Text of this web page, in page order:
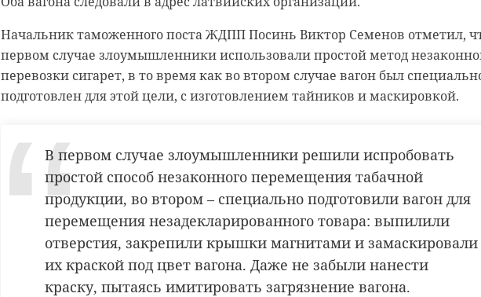
Начальник таможенного поста ЖДПП Посинь Виктор Семенов отметил,
первом случае злоумышленники использовали простой метод
перевозки сигарет, в то время как во втором случае вагон был
подготовлен для этой цели, с изготовлением тайников и маскировкой.
В первом случае злоумышленники решили испробовать
простой способ незаконного перемещения табачной
продукции, во втором – специально подготовили вагон для
перемещения незадекларированного товара: выпилили
отверстия, закрепили крышки магнитами и замаскировали
их краской под цвет вагона. Даже не забыли нанести
краску, пытаясь имитировать загрязнение вагона.